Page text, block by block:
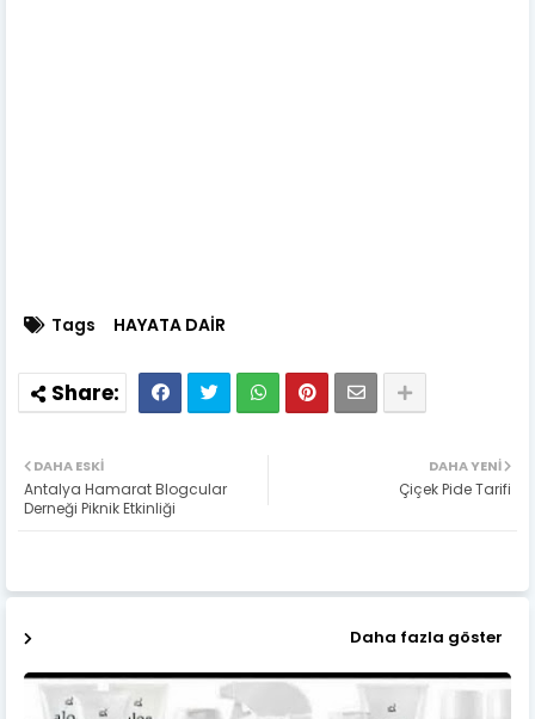
Tags HAYATA DAİR
DAHA YENI
Çiçek Pide Tarifi
DAHA ESKI
Antalya Hamarat Blogcular
Derneği Piknik Etkinliği
Daha fazla göster